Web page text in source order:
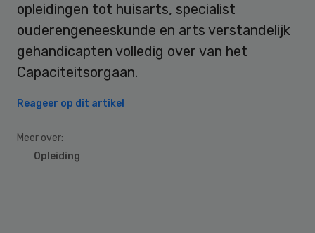
opleidingen tot huisarts, specialist
ouderengeneeskunde en arts verstandelijk
gehandicapten volledig over van het
Capaciteitsorgaan.
Reageer op dit artikel
Meer over:
Opleiding